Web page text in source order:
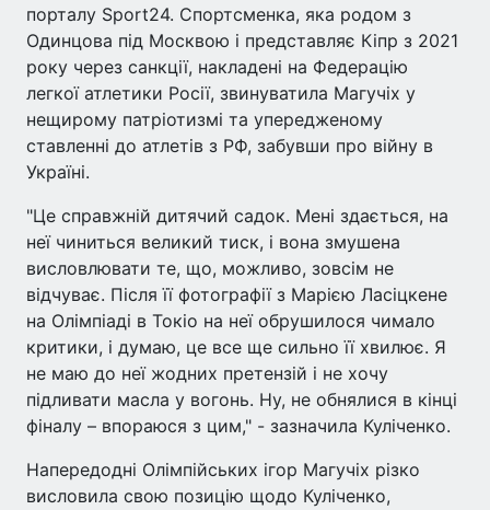
порталу Sport24. Спортсменка, яка родом з
Одинцова під Москвою і представляє Кіпр з 2021
року через санкції, накладені на Федерацію
легкої атлетики Росії, звинуватила Магучіх у
нещирому патріотизмі та упередженому
ставленні до атлетів з РФ, забувши про війну в
Україні.
"Це справжній дитячий садок. Мені здається, на
неї чиниться великий тиск, і вона змушена
висловлювати те, що, можливо, зовсім не
відчуває. Після її фотографії з Марією Ласіцкене
на Олімпіаді в Токіо на неї обрушилося чимало
критики, і думаю, це все ще сильно її хвилює. Я
не маю до неї жодних претензій і не хочу
підливати масла у вогонь. Ну, не обнялися в кінці
фіналу – впораюся з цим," - зазначила Куліченко.
Напередодні Олімпійських ігор Магучіх різко
висловила свою позицію щодо Куліченко,